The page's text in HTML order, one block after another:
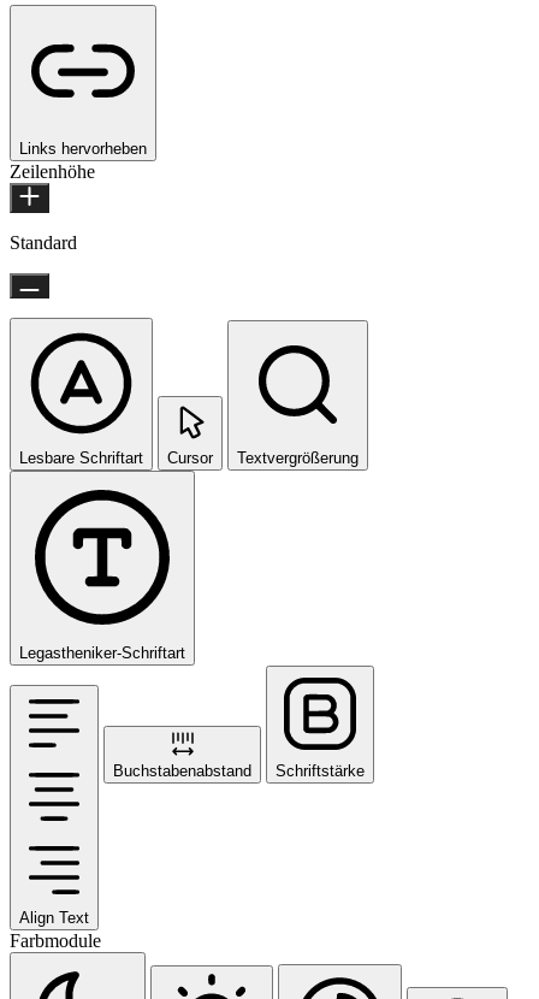
Links hervorheben
Zeilenhöhe
Standard
Lesbare Schriftart Cursor Textvergrößerung
Legastheniker-Schriftart
Align Text
Buchstabenabstand Schriftstärke
Farbmodule